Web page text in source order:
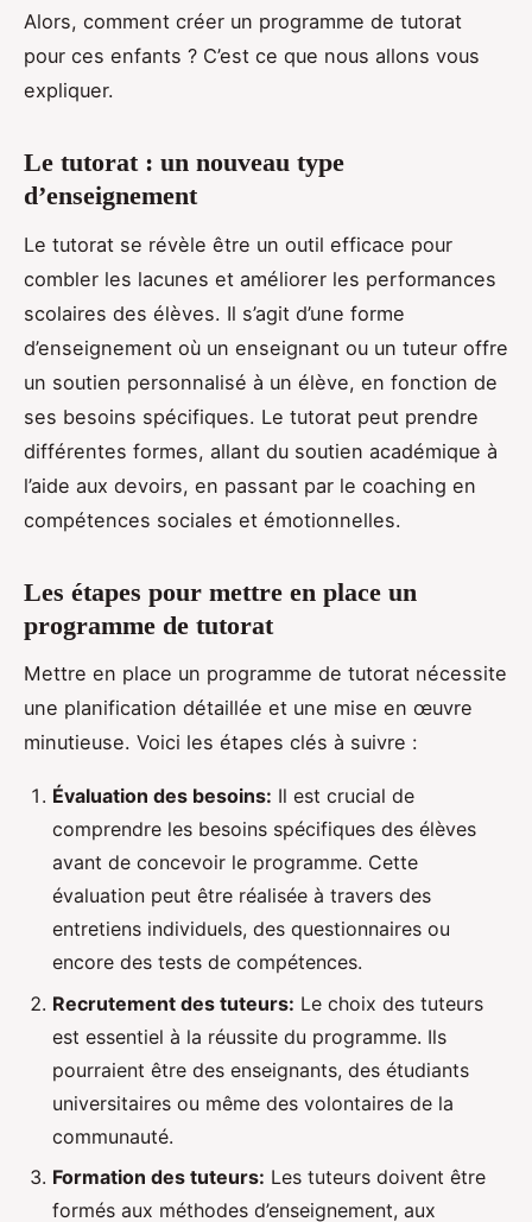
Alors, comment créer un programme de tutorat
pour ces enfants ? C’est ce que nous allons vous
expliquer.
Le tutorat : un nouveau type
d’enseignement
Le tutorat se révèle être un outil efficace pour
combler les lacunes et améliorer les performances
scolaires des élèves. Il s’agit d’une forme
d’enseignement où un enseignant ou un tuteur offre
un soutien personnalisé à un élève, en fonction de
ses besoins spécifiques. Le tutorat peut prendre
différentes formes, allant du soutien académique à
l’aide aux devoirs, en passant par le coaching en
compétences sociales et émotionnelles.
Les étapes pour mettre en place un
programme de tutorat
Mettre en place un programme de tutorat nécessite
une planification détaillée et une mise en œuvre
minutieuse. Voici les étapes clés à suivre :
Évaluation des besoins: Il est crucial de
comprendre les besoins spécifiques des élèves
avant de concevoir le programme. Cette
évaluation peut être réalisée à travers des
entretiens individuels, des questionnaires ou
encore des tests de compétences.
Recrutement des tuteurs: Le choix des tuteurs
est essentiel à la réussite du programme. Ils
pourraient être des enseignants, des étudiants
universitaires ou même des volontaires de la
communauté.
Formation des tuteurs: Les tuteurs doivent être
formés aux méthodes d’enseignement, aux